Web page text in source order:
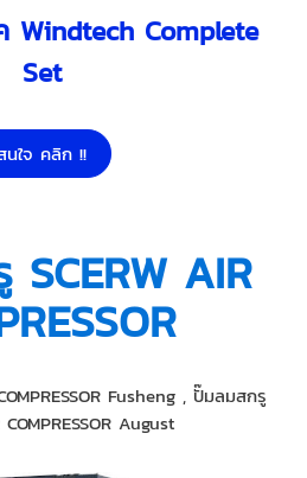
Windtech Complete
Set
นใจ คลิก !!
AIR
Fusheng , ปั๊มลมสกรู
August